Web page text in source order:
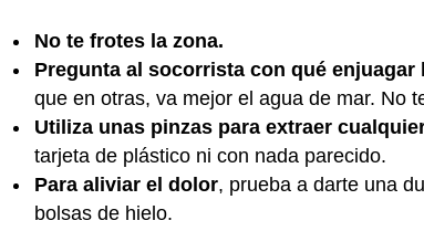
No te frotes la zona.
Pregunta al socorrista con qué enjuagar
que en otras, va mejor el agua de mar. No
Utiliza unas pinzas para extraer
tarjeta de plástico ni con nada parecido.
Para aliviar el dolor, prueba a darte una
bolsas de hielo.